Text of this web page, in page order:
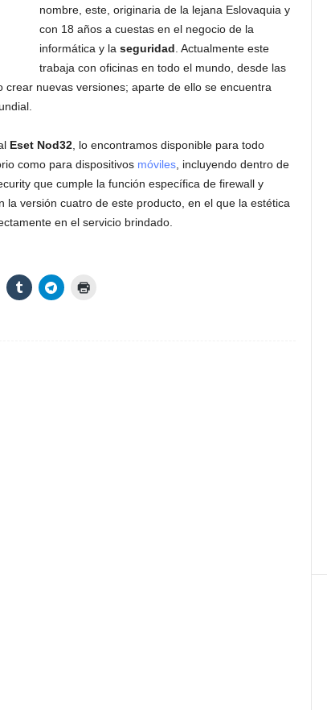
nombre, este, originaria de la lejana Eslovaquia y
con 18 años a cuestas en el negocio de la
informática y la seguridad . Actualmente este
trabaja con oficinas en todo el mundo, desde las
nuevas versiones; aparte de ello se encuentra
Eset Nod32, lo encontramos disponible para todo
como para dispositivos móviles, incluyendo dentro de
que cumple la función específica de firewall y
la versión cuatro de este producto, en el que la estética
en el servicio brindado.